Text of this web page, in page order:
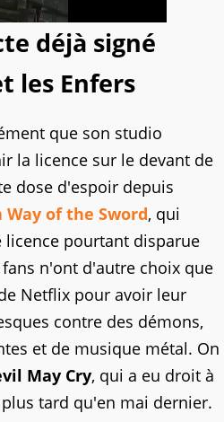
déjà signé
les Enfers
que son studio
la licence sur le devant de
dose d'espoir depuis
Way of the Sword, qui
pourtant disparue
n'ont d'autre choix que
Netflix pour avoir leur
contre des démons,
et de musique métal. On
May Cry, qui a eu droit à
tard qu'en mai dernier.